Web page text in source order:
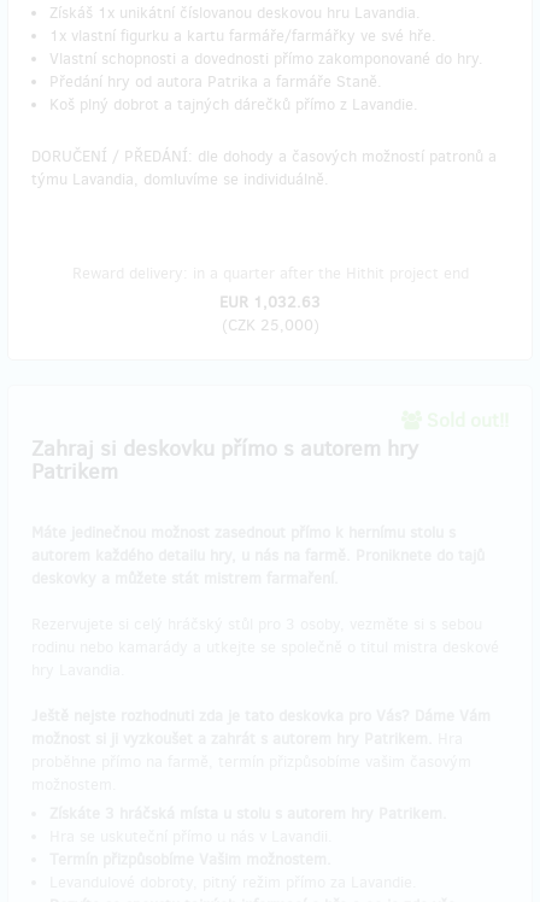
Získáš 1x unikátní číslovanou deskovou hru Lavandia.
1x vlastní figurku a kartu farmáře/farmářky ve své hře.
Vlastní schopnosti a dovednosti přímo zakomponované do hry.
Předání hry od autora Patrika a farmáře Staně.
Koš plný dobrot a tajných dárečků přímo z Lavandie.
DORUČENÍ / PŘEDÁNÍ: dle dohody a časových možností patronů a
týmu Lavandia, domluvíme se individuálně.
EUR 1,032.63
(CZK 25,000)
Zahraj si deskovku přímo s autorem hry
Patrikem